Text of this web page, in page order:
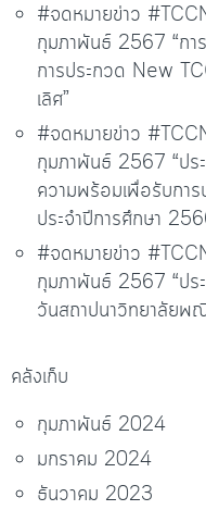
#จดหมายข่าว
กุมภาพันธ์ 2567 “ก
การประกวด New
เลิศ”
#จดหมายข่าว
กุมภาพันธ์ 2567 “ปร
ความพร้อมเพื่อรับการ
ประจำปีการศึกษา
#จดหมายข่าว
กุมภาพันธ์ 2567 “ปร
วันสถาปนาวิทยาลัยพ
คลังเก็บ
กุมภาพันธ์ 2024
มกราคม 2024
ธันวาคม 2023